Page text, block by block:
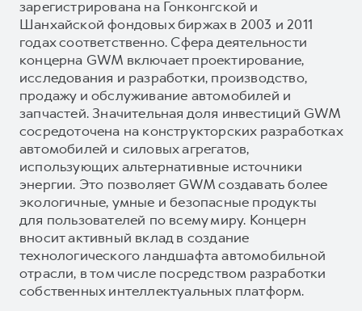
зарегистрирована на Гонконгской и
Шанхайской фондовых биржах в 2003 и 2011
годах соответственно. Сфера деятельности
концерна GWM включает проектирование,
исследования и разработки, производство,
продажу и обслуживание автомобилей и
запчастей. Значительная доля инвестиций GWM
сосредоточена на конструкторских разработках
автомобилей и силовых агрегатов,
использующих альтернативные источники
энергии. Это позволяет GWM создавать более
экологичные, умные и безопасные продукты
для пользователей по всему миру. Концерн
вносит активный вклад в создание
технологического ландшафта автомобильной
отрасли, в том числе посредством разработки
собственных интеллектуальных платформ.